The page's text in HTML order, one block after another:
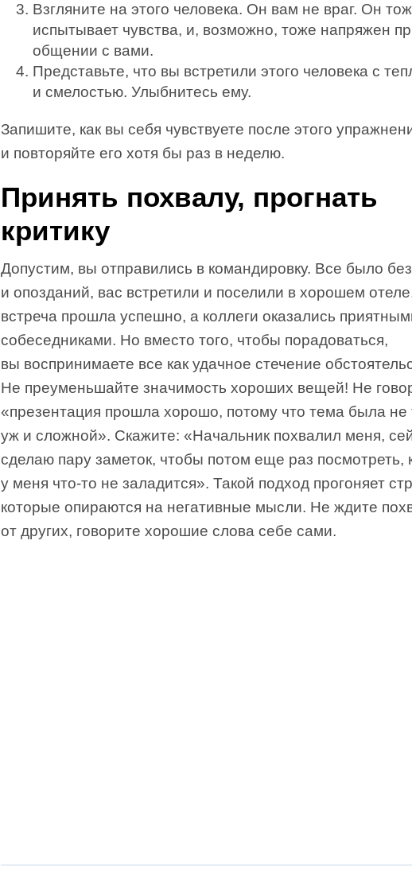
Взгляните на этого человека. Он вам не враг. Он
испытывает чувства, и, возможно, тоже напряжен
общении с вами.
Представьте, что вы встретили этого человека с
и смелостью. Улыбнитесь ему.
Запишите, как вы себя чувствуете после этого
и повторяйте его хотя бы раз в неделю.
Принять похвалу, прогнать
критику
Допустим, вы отправились в командировку. Все было
и опозданий, вас встретили и поселили в хорошем
встреча прошла успешно, а коллеги оказались
собеседниками. Но вместо того, чтобы порадоваться,
вы воспринимаете все как удачное стечение
Не преуменьшайте значимость хороших вещей! Не
«презентация прошла хорошо, потому что тема была не
уж и сложной». Скажите: «Начальник похвалил меня,
сделаю пару заметок, чтобы потом еще раз посмотреть,
у меня что-то не заладится». Такой подход прогоняет
которые опираются на негативные мысли. Не ждите
от других, говорите хорошие слова себе сами.